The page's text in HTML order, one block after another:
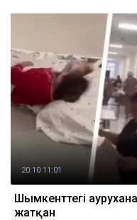
20.10 11:01
Шымкенттегі
жатқан